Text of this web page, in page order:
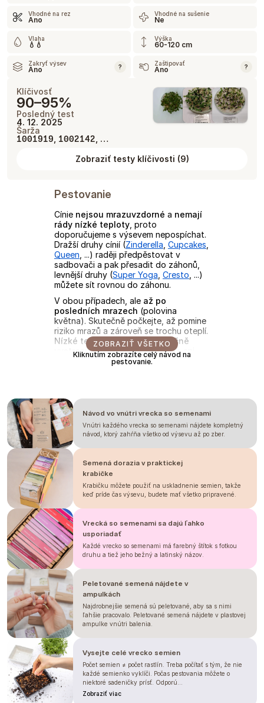
Vhodné na rez
Ano
Vhodné na sušenie
Ne
Vlaha
💧💧
Výška
60-120 cm
Zakryť výsev
Áno ? Zaštipovať
Ano ?
Klíčivosť
90–95%
Posledný test
4. 12. 2025
Šarža
1001919 1002142 , …
Zobraziť testy klíčivosti (9)
Pestovanie
Cínie nejsou mrazuvzdorné a nemají
rády nízké teploty , proto
doporučujeme s výsevem nepospíchat.
Dražší druhy cínií (Zinderella Cupcakes
Queen , ...) raději předpěstovat v
sadbovači a pak přesadit do záhonů,
levnější druhy (Super Yoga Cresto , ...)
můžete sít rovnou do záhonu.
V obou případech, ale až po
posledních mrazech (polovina
května). Skutečně počkejte, až pomine
riziko mrazů a zároveň se trochu oteplí.
Nízké teploty cínie jen zbytečně
vystresujía následující týdny se ani
nehnou. U teplot pod 10 °C jen cíniím
června.
PŘEDPĚSTOVÁNÍ
U předpěstování v sadbovači vysejte 1
semeno do buňky sadbovače a
zakryjte
Doporučujeme zvolit conejvětší
sadbovač, u nás používáme
, jelikož cínie jsou velmichoulostivé
na kořenový bal, dopřejte jim tedy
dost prostoru.
U cínií určitěneodkládejte přesazení,
ideálně za4 - 5 týdnů od výsevu
nimi do záhonu. Pokud přesazení
opozdíte a necháte sazenice přerůst,
při přesazení narušíte kořenový bal a
tento šok může způsobit, že z
plnokvěté rostliny se stane zpět
jednoduchá.
ZOBRAZIŤ VŠETKO
Kliknutím zobrazíte celý návod na
pestovanie.
Návod vo vnútri vrecka so semenami
Vnútri každého vrecka so semenami nájdete kompletný
návod, ktorý zahŕňa všetko od výsevu až po zber.
Semená dorazia v praktickej
krabičke
Krabičku môžete použiť na uskladnenie semien, takže
keď príde čas výsevu, budete mať všetko pripravené.
Vrecká so semenami sa dajú ľahko
usporiadať
Každé vrecko so semenami má farebný štítok s fotkou
druhu a tiež jeho bežný a latinský názov.
Peletované semená nájdete v
ampulkách
Najdrobnejšie semená sú peletované, aby sa s nimi
ľahšie pracovalo. Peletované semená nájdete v plastovej
ampulke vnútri balenia.
Vysejte celé vrecko semien
Počet semien ≠ počet rastlín. Treba počítať s tým, že nie
každé semienko vyklíči. Počas pestovania môžete o
niektoré sadeničky prísť. Odporú...
Zobraziť viac